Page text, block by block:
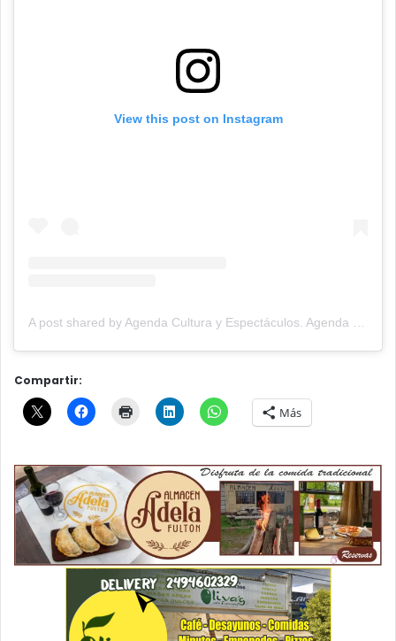
View this post on Instagram
A post shared by Agenda Cultura y Espectáculos. Agenda Cultural Tandil. (@agendacye)
Compartir:
Más